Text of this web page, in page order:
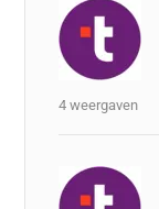
4 weergaven